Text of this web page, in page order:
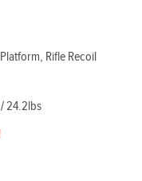
Rifle Recoil
/ 24.2lbs